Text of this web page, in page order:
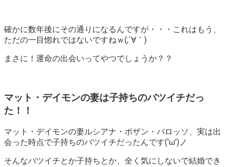
確かに数年後にその通りになるんですが・・・これはもう、
ただの一目惚れではないですねｗ(;´∀｀)
まさに！運命の出会いってやつでしょうか？？
マット・デイモンの妻は子持ちのバツイチだっ
た！！
マット・デイモンの妻ルシアナ・ボザン・バロッソ、実は出
会った時点で子持ちのバツイチだったんです(‘ω’)ノ
そんなバツイチとか子持ちとか、全く気にしないで結婚でき